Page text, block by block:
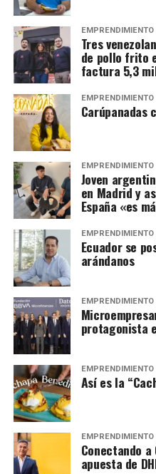
EMPRENDIMIENTO
Tres
de pollo frito
factura 5,3
EMPRENDIMIENTO
Carúpanadas
EMPRENDIMIENTO
Joven
en Madrid y
España «es
EMPRENDIMIENTO
Ecuador se
arándanos
EMPRENDIMIENTO
protagonista
EMPRENDIMIENTO
Así es la
EMPRENDIMIENTO
Conectando a
apuesta de